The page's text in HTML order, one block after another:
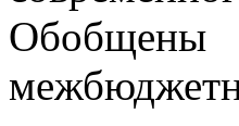
Обобщены